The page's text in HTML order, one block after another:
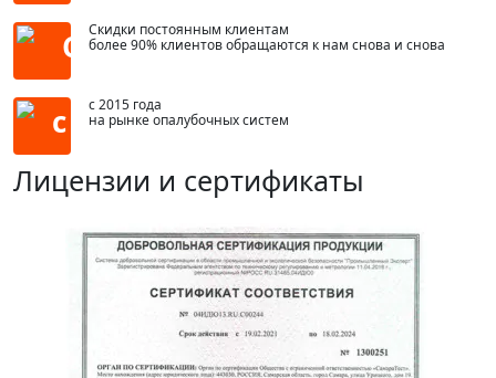
Скидки постоянным клиентам
более 90% клиентов обращаются к нам снова и снова
с 2015 года
на рынке опалубочных систем
Лицензии и сертификаты